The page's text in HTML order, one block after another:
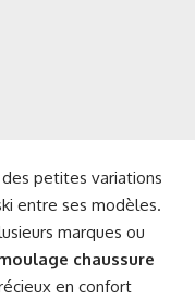
petites variations
entre ses modèles.
marques ou
chaussure
en confort